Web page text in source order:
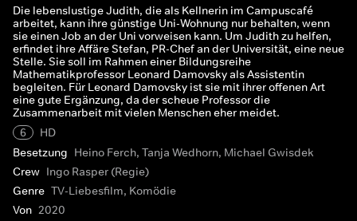
Die lebenslustige Judith, die als Kellnerin im Campuscafé
arbeitet, kann ihre günstige Uni-Wohnung nur behalten, wenn
sie einen Job an der Uni vorweisen kann. Um Judith zu helfen,
erfindet ihre Affäre Stefan, PR-Chef an der Universität, eine neue
Stelle. Sie soll im Rahmen einer Bildungsreihe
Mathematikprofessor Leonard Damovsky als Assistentin
begleiten. Für Leonard Damovsky ist sie mit ihrer offenen Art
eine gute Ergänzung, da der scheue Professor die
Zusammenarbeit mit vielen Menschen eher meidet.
6
HD
Besetzung Heino Ferch, Tanja Wedhorn, Michael Gwisdek
Crew Ingo Rasper (Regie)
Genre TV-Liebesfilm, Komödie
Von 2020